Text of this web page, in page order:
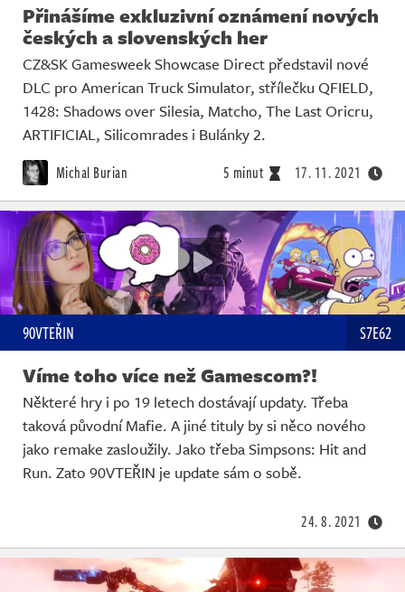
Přinášíme exkluzivní oznámení nových
českých a slovenských her
CZ&SK Gamesweek Showcase Direct představil nové
DLC pro American Truck Simulator, střílečku QFIELD,
1428: Shadows over Silesia, Matcho, The Last Oricru,
ARTIFICIAL, Silicomrades i Bulánky 2.
Michal Burian 5 minut 17. 11. 2021
90VTEŘIN S7E62
Víme toho více než Gamescom?!
Některé hry i po 19 letech dostávají updaty. Třeba
taková původní Mafie. A jiné tituly by si něco nového
jako remake zasloužily. Jako třeba Simpsons: Hit and
Run. Zato 90VTEŘIN je update sám o sobě.
24. 8. 2021